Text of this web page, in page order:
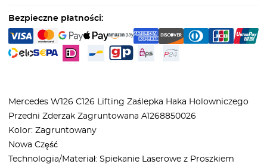
Bezpieczne płatności:
Mercedes W126 C126 Lifting Zaślepka Haka Holowniczego
Przedni Zderzak Zagruntowana A1268850026
Kolor: Zagruntowany
Nowa Część
Technologia/Materiał: Spiekanie Laserowe z Proszkiem